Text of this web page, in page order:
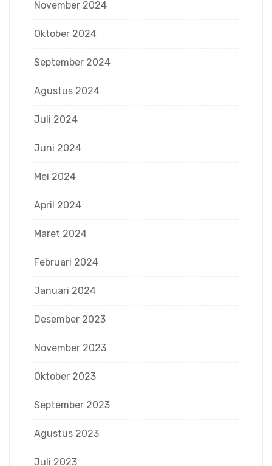
November 2024
Oktober 2024
September 2024
Agustus 2024
Juli 2024
Juni 2024
Mei 2024
April 2024
Maret 2024
Februari 2024
Januari 2024
Desember 2023
November 2023
Oktober 2023
September 2023
Agustus 2023
Juli 2023